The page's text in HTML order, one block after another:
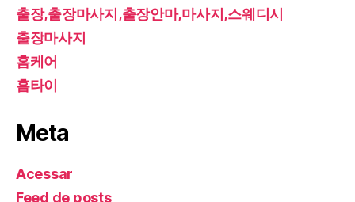
출장,출장마사지,출장안마,마사지,스웨디시
출장마사지
홈케어
홈타이
Meta
Acessar
Feed de posts